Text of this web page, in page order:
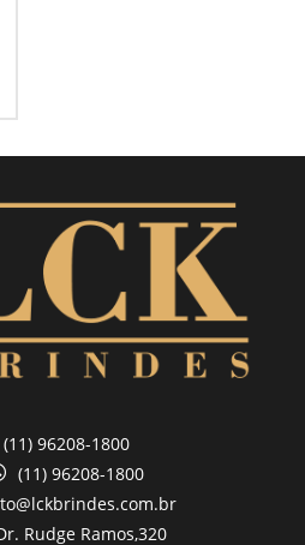
(11) 96208-1800
(11) 96208-1800
Rudge Ramos,320